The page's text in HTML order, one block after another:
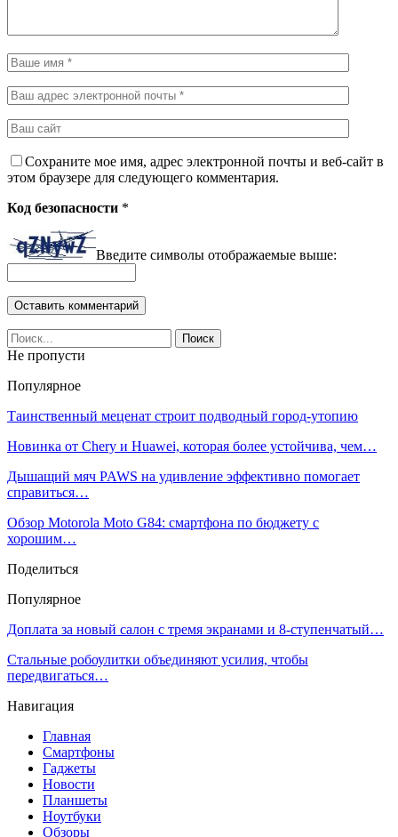
Сохраните мое имя, адрес электронной почты и веб-сайт в
этом браузере для следующего комментария.
Код безопасности *
Введите символы отображаемые выше:
Не пропусти
Популярное
Таинственный меценат строит подводный город-утопию
Новинка от Chery и Huawei, которая более устойчива, чем…
Дышащий мяч PAWS на удивление эффективно помогает
справиться…
Обзор Motorola Moto G84: смартфона по бюджету с
хорошим…
Поделиться
Популярное
Доплата за новый салон с тремя экранами и 8-ступенчатый…
Стальные робоулитки объединяют усилия, чтобы
передвигаться…
Навигация
Главная
Смартфоны
Гаджеты
Новости
Планшеты
Ноутбуки
Обзоры